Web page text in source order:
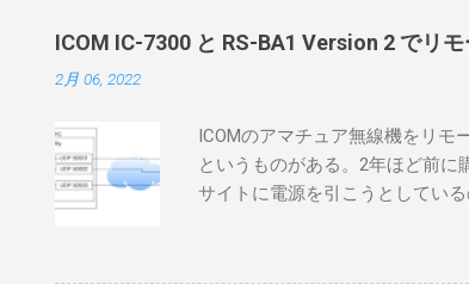
ICOM IC-7300 と RS-BA1 Version 2 でリ
2月 06, 2022
ICOMのアマチュア無線機をリモ
というものがある。2年ほど前に
サイトに電源を引こうとしてい
ろうと思ったのだが、ちっとも
で、ハマリポイントを明示しな